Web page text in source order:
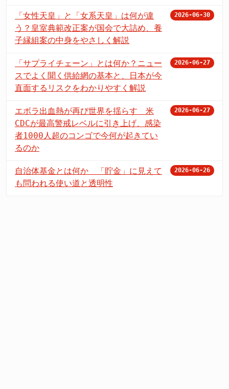
「女性天皇」と「女系天皇」は何が違
う？皇室典範改正案が国会で大詰め、養
子縁組案の中身をやさしく解説
2026-06-30
「サプライチェーン」とは何か？ニュー
スでよく聞く供給網の基本と、日本が今
直面するリスクをわかりやすく解説
2026-06-27
エボラ出血熱が再び世界を揺らす 米
CDCが最高警戒レベルに引き上げ、感染
者1000人超のコンゴで今何が起きてい
るのか
2026-06-27
自治体基金とは何か 「貯金」に見えて
も問われる使い道と透明性
2026-06-26